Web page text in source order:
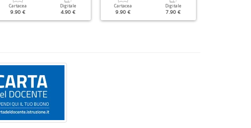
Cartacea
9.90 €
Digitale
4.90 €
Cartacea
9.90 €
Digitale
7.90 €